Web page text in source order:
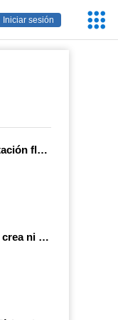
Iniciar sesión
"Coheté": ¡Levitación flamígera!
La energía ni se crea ni se destruye... ¡se experimenta! El Tierno en la Feria Madrid es Ciencia 2026